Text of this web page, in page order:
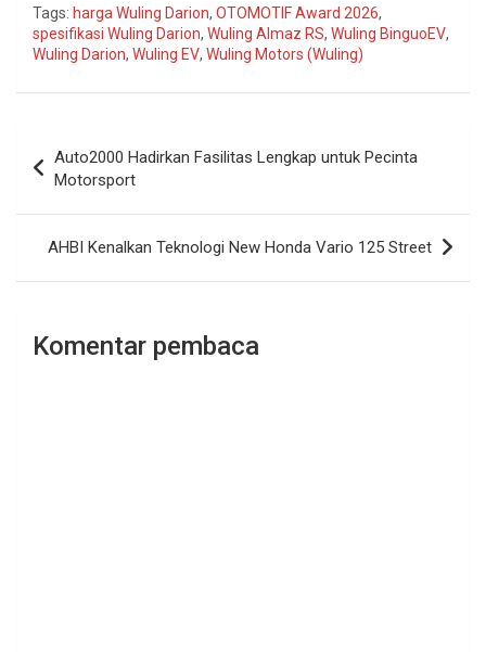
Tags: harga Wuling Darion, OTOMOTIF Award 2026,
spesifikasi Wuling Darion, Wuling Almaz RS, Wuling BinguoEV,
Wuling Darion, Wuling EV, Wuling Motors (Wuling)
pos
Auto2000 Hadirkan Fasilitas Lengkap untuk Pecinta
Motorsport
AHBI Kenalkan Teknologi New Honda Vario 125 Street
Komentar pembaca